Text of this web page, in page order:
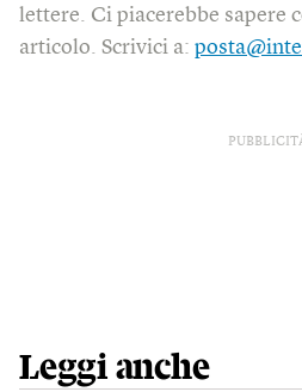
lettere. Ci piacerebbe sapere
articolo. Scrivici a:
Leggi anche